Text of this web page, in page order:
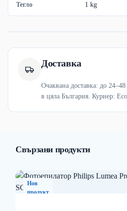
Тегло 1 kg
Доставка
Очаквана доставка: до
в цяла България. Куриер:
Свързани продукти
Нов
продукт